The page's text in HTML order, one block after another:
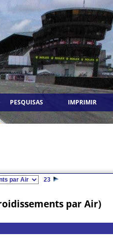
PESQUISAS IMPRIMIR
23
par Air)